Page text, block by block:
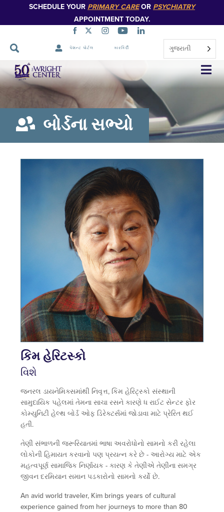
SCHEDULE YOUR PRIMARY CAREOR PSYCHIATRY
APPOINTMENT TODAY.
પેશન્ટ પોર્ટલ કારકિર્દી ગુજરાતી
નેવિગેશન
છોડો
બોર્ડના સભ્યો
કિમ હેરિટસ્કો
વિશે
જનરલ ડાયનેમિક્સમાંથી નિવૃત્ત, કિમ હેરિટ્સ્કો સંસ્થાની
સામુદાયિક પહેલમાં તેમના સાચા રસને કારણે ધ રાઈટ સેન્ટર ફોર
કોમ્યુનિટી હેલ્થ બોર્ડ ઓફ ડિરેક્ટર્સમાં જોડાવા માટે પ્રેરિત થઈ
હતી.
તેણી સંભાળની જરૂરિયાતમાં ભાષા અવરોધોનો સામનો કરી રહેલા
લોકોની હિમાયત કરવાનો પણ પ્રયત્ન કરે છે - આરોગ્ય માટે એક
મહત્વપૂર્ણ સામાજિક નિર્ણાયક - કારણ કે તેણીએ તેણીના સમગ્ર
જીવન દરમિયાન સમાન પડકારોનો સામનો કર્યો છે.
An avid world traveler, Kim brings years of cultural
experience gained from her journeys to more than 80